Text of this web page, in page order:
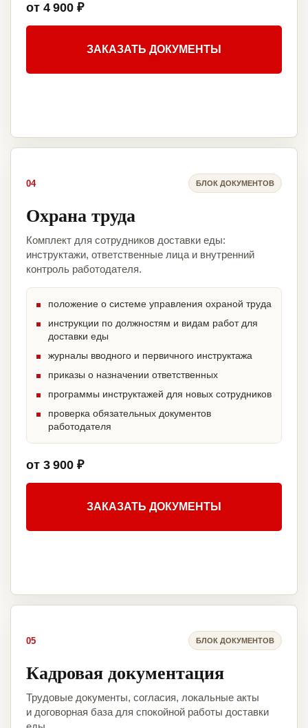
от 4 900 ₽
ЗАКАЗАТЬ ДОКУМЕНТЫ
04 БЛОК ДОКУМЕНТОВ
Охрана труда
Комплект для сотрудников доставки еды:
инструктажи, ответственные лица и внутренний
контроль работодателя.
положение о системе управления охраной труда
инструкции по должностям и видам работ для
доставки еды
журналы вводного и первичного инструктажа
приказы о назначении ответственных
программы инструктажей для новых сотрудников
проверка обязательных документов
работодателя
от 3 900 ₽
ЗАКАЗАТЬ ДОКУМЕНТЫ
05 БЛОК ДОКУМЕНТОВ
Кадровая документация
Трудовые документы, согласия, локальные акты
и договорная база для спокойной работы доставки